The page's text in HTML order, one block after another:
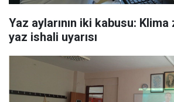
Yaz aylarının iki kabusu:
yaz ishali uyarısı